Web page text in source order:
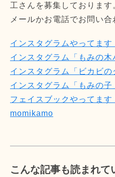
工さんを募集しております
メールかお電話でお問い合
インスタグラムやってます
インスタグラム「もみの木
インスタグラム「ビカビの
インスタグラム「もみの子
フェイスブックやってます
momikamo
こんな記事も読まれて